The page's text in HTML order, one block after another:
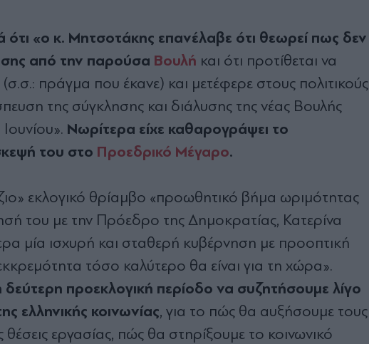
ότι «ο κ. Μητσοτάκης επανέλαβε ότι θεωρεί πως δεν
από την παρούσα Βουλή και ότι προτίθεται να
πράγμα που έκανε) και μετέφερε στους πολιτικούς
της σύγκλησης και διάλυσης της νέας Βουλής
Νωρίτερα είχε καθαρογράψει το
του στο Προεδρικό Μέγαρο.
εκλογικό θρίαμβο «προωθητικό βήμα ωριμότητας
του με την Πρόεδρο της Δημοκρατίας, Κατερίνα
μία ισχυρή και σταθερή κυβέρνηση με προοπτική
τόσο καλύτερο θα είναι για τη χώρα».
δεύτερη προεκλογική περίοδο να συζητήσουμε λίγο
ελληνικής κοινωνίας, για το πώς θα αυξήσουμε τους
εργασίας, πώς θα στηρίξουμε το κοινωνικό